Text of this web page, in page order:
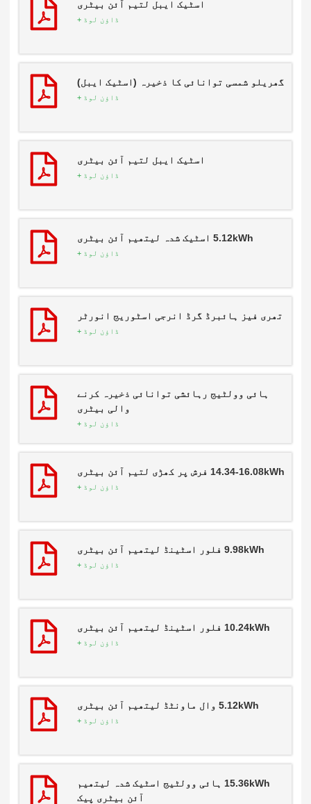
اسٹیک ایبل لتیم آئن بیٹری
ڈاؤن لوڈ +
گھریلو شمسی توانائی کا ذخیرہ (اسٹیک ایبل)
ڈاؤن لوڈ +
اسٹیک ایبل لتیم آئن بیٹری
ڈاؤن لوڈ +
5.12kWh اسٹیک شدہ لیتھیم آئن بیٹری
ڈاؤن لوڈ +
تھری فیز ہائبرڈ گرڈ انرجی اسٹوریج انورٹر
ڈاؤن لوڈ +
ہائی وولٹیج رہائشی توانائی ذخیرہ کرنے
والی بیٹری
ڈاؤن لوڈ +
14.34-16.08kWh فرش پر کھڑی لتیم آئن بیٹری
ڈاؤن لوڈ +
9.98kWh فلور اسٹینڈ لیتھیم آئن بیٹری
ڈاؤن لوڈ +
10.24kWh فلور اسٹینڈ لیتھیم آئن بیٹری
ڈاؤن لوڈ +
5.12kWh وال ماونٹڈ لیتھیم آئن بیٹری
ڈاؤن لوڈ +
15.36kWh ہائی وولٹیج اسٹیک شدہ لیتھیم
آئن بیٹری پیک
پیغام بھیجیں